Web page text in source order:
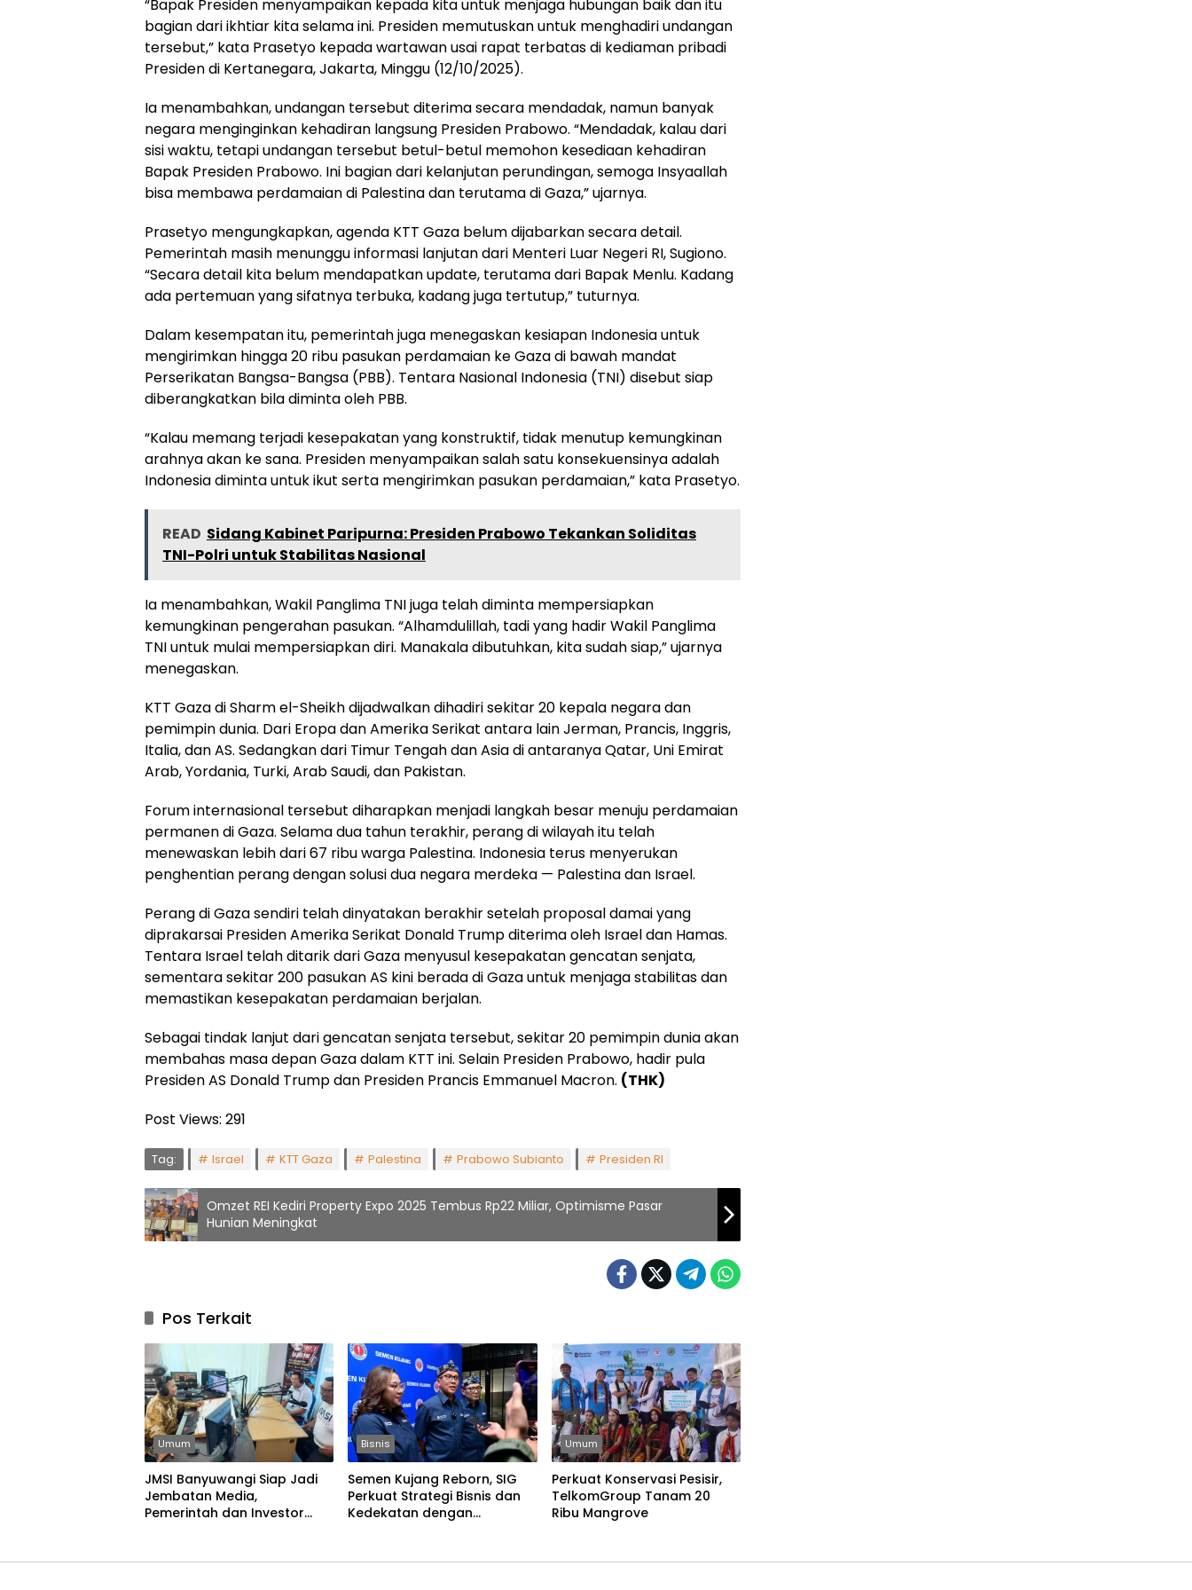
“Bapak Presiden menyampaikan kepada kita untuk menjaga hubungan baik dan itu
bagian dari ikhtiar kita selama ini. Presiden memutuskan untuk menghadiri undangan
tersebut,” kata Prasetyo kepada wartawan usai rapat terbatas di kediaman pribadi
Presiden di Kertanegara, Jakarta, Minggu (12/10/2025).
Ia menambahkan, undangan tersebut diterima secara mendadak, namun banyak
negara menginginkan kehadiran langsung Presiden Prabowo. “Mendadak, kalau dari
sisi waktu, tetapi undangan tersebut betul-betul memohon kesediaan kehadiran
Bapak Presiden Prabowo. Ini bagian dari kelanjutan perundingan, semoga Insyaallah
bisa membawa perdamaian di Palestina dan terutama di Gaza,” ujarnya.
Prasetyo mengungkapkan, agenda KTT Gaza belum dijabarkan secara detail.
Pemerintah masih menunggu informasi lanjutan dari Menteri Luar Negeri RI, Sugiono.
“Secara detail kita belum mendapatkan update, terutama dari Bapak Menlu. Kadang
ada pertemuan yang sifatnya terbuka, kadang juga tertutup,” tuturnya.
Dalam kesempatan itu, pemerintah juga menegaskan kesiapan Indonesia untuk
mengirimkan hingga 20 ribu pasukan perdamaian ke Gaza di bawah mandat
Perserikatan Bangsa-Bangsa (PBB). Tentara Nasional Indonesia (TNI) disebut siap
diberangkatkan bila diminta oleh PBB.
“Kalau memang terjadi kesepakatan yang konstruktif, tidak menutup kemungkinan
arahnya akan ke sana. Presiden menyampaikan salah satu konsekuensinya adalah
Indonesia diminta untuk ikut serta mengirimkan pasukan perdamaian,” kata Prasetyo.
READ Sidang Kabinet Paripurna: Presiden Prabowo Tekankan Soliditas
TNI-Polri untuk Stabilitas Nasional
Ia menambahkan, Wakil Panglima TNI juga telah diminta mempersiapkan
kemungkinan pengerahan pasukan. “Alhamdulillah, tadi yang hadir Wakil Panglima
TNI untuk mulai mempersiapkan diri. Manakala dibutuhkan, kita sudah siap,” ujarnya
menegaskan.
KTT Gaza di Sharm el-Sheikh dijadwalkan dihadiri sekitar 20 kepala negara dan
pemimpin dunia. Dari Eropa dan Amerika Serikat antara lain Jerman, Prancis, Inggris,
Italia, dan AS. Sedangkan dari Timur Tengah dan Asia di antaranya Qatar, Uni Emirat
Arab, Yordania, Turki, Arab Saudi, dan Pakistan.
Forum internasional tersebut diharapkan menjadi langkah besar menuju perdamaian
permanen di Gaza. Selama dua tahun terakhir, perang di wilayah itu telah
menewaskan lebih dari 67 ribu warga Palestina. Indonesia terus menyerukan
penghentian perang dengan solusi dua negara merdeka — Palestina dan Israel.
Perang di Gaza sendiri telah dinyatakan berakhir setelah proposal damai yang
diprakarsai Presiden Amerika Serikat Donald Trump diterima oleh Israel dan Hamas.
Tentara Israel telah ditarik dari Gaza menyusul kesepakatan gencatan senjata,
sementara sekitar 200 pasukan AS kini berada di Gaza untuk menjaga stabilitas dan
memastikan kesepakatan perdamaian berjalan.
Sebagai tindak lanjut dari gencatan senjata tersebut, sekitar 20 pemimpin dunia akan
membahas masa depan Gaza dalam KTT ini. Selain Presiden Prabowo, hadir pula
Presiden AS Donald Trump dan Presiden Prancis Emmanuel Macron. (THK)
Post Views: 291
Tag: Israel KTT Gaza Palestina Prabowo Subianto Presiden RI
Omzet REI Kediri Property Expo 2025 Tembus Rp22 Miliar, Optimisme Pasar
Hunian Meningkat
Pos Terkait
Umum
JMSI Banyuwangi Siap Jadi
Jembatan Media,
Pemerintah dan Investor
Bisnis
Semen Kujang Reborn, SIG
Perkuat Strategi Bisnis dan
Kedekatan dengan
Umum
Perkuat Konservasi Pesisir,
TelkomGroup Tanam 20
Ribu Mangrove